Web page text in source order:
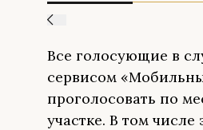
Все голосующие в
сервисом
проголосовать по
участке. В том